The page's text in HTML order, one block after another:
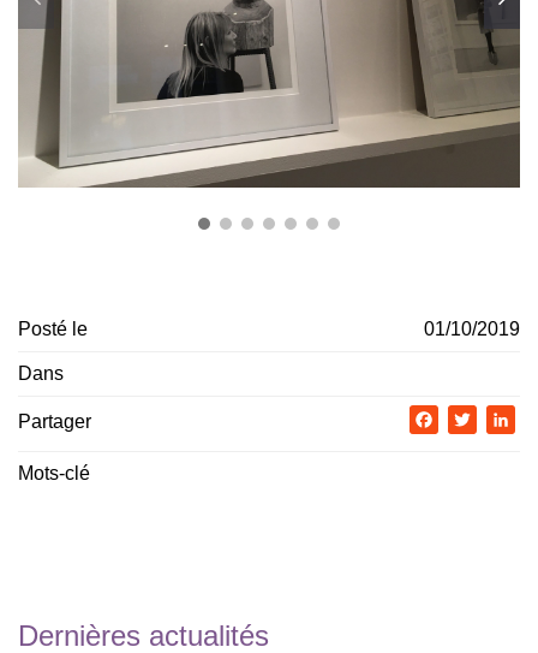
Posté le 01/10/2019
Dans
Partager Facebook
Twitter
Mots-clé
Dernières actualités